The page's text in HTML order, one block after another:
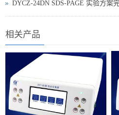
DYCZ‑24DN SDS‑PAGE 实验方案
相关产品